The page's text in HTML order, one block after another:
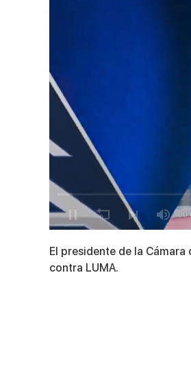
seconds
of
7
El presidente de la
contra LUMA.